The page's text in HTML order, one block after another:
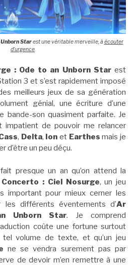
Starest une véritable merveille, àécouter
d’urgence.
: Ode to an Unborn Starest
3 et s’est rapidement imposé
meilleurs jeux de sa génération
génial, une écriture d’une
bande-son quasiment parfaite. Je
impatient de pouvoir me relancer
, Delta, Ion et Earthes mais je
d’être un peu déçu.
presque un an qu’on attend la
Concerto : Ciel Nosurge, un jeu
important pour mieux cerner les
les différents éventements d’Ar
Unborn Star. Je comprend
coûte une fortune surtout
volume de texte, et qu’un jeu
ne se vendra surement pas par
de devoir m’en remettre à une